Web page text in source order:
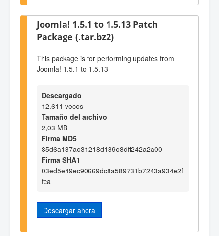
Joomla! 1.5.1 to 1.5.13 Patch
Package (.tar.bz2)
This package is for performing updates from
Joomla! 1.5.1 to 1.5.13
Descargado
12.611 veces
Tamaño del archivo
2,03 MB
Firma MD5
85d6a137ae31218d139e8dff242a2a00
Firma SHA1
03ed5e49ec90669dc8a589731b7243a934e2f
fca
Descargar ahora